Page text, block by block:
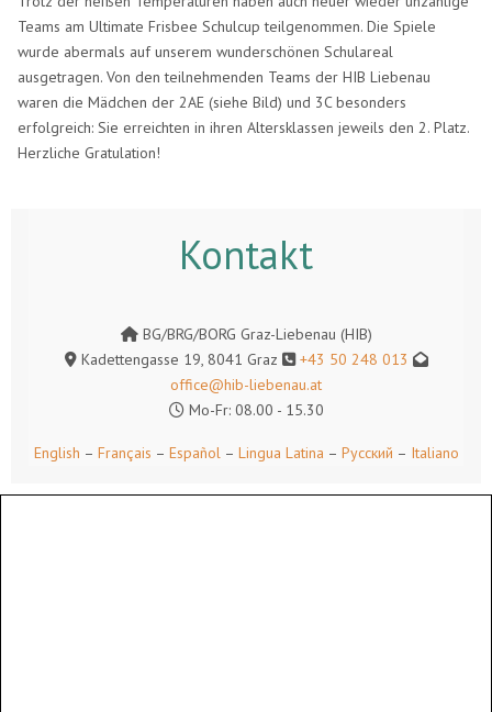
Teams am Ultimate Frisbee Schulcup teilgenommen. Die Spiele
wurde abermals auf unserem wunderschönen Schulareal
ausgetragen. Von den teilnehmenden Teams der HIB Liebenau
waren die Mädchen der 2AE (siehe Bild) und 3C besonders
erfolgreich: Sie erreichten in ihren Altersklassen jeweils den 2. Platz.
Herzliche Gratulation!
Kontakt
BG/BRG/BORG Graz-Liebenau (HIB)
Kadettengasse 19, 8041 Graz
+43 50 248 013
office@hib-liebenau.at
Mo-Fr: 08.00 - 15.30
English – Français – Español– Lingua Latina – Русский – Italiano